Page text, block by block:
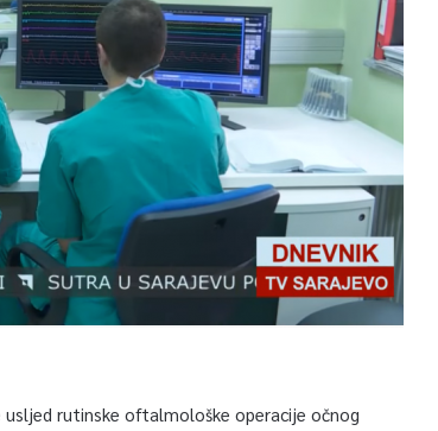
usljed rutinske oftalmološke operacije očnog